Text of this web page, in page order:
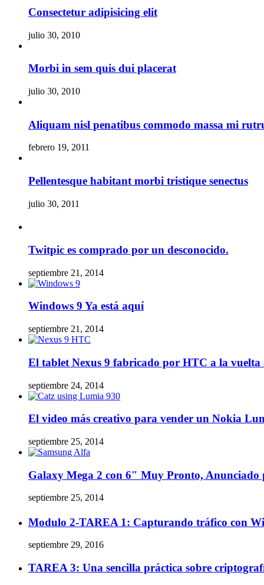
Consectetur adipisicing elit
julio 30, 2010
Morbi in sem quis dui placerat
julio 30, 2010
Aliquam nisl penatibus commodo massa mi
febrero 19, 2011
Pellentesque habitant morbi tristique senectus
julio 30, 2011
Twitpic es comprado por un desconocido.
septiembre 21, 2014
Windows 9 Ya está aquí
septiembre 21, 2014
El tablet Nexus 9 fabricado por HTC a la vuelta
septiembre 24, 2014
El video más creativo para vender un Nokia
septiembre 25, 2014
Galaxy Mega 2 con 6″ Muy Pronto, Anunciado
septiembre 25, 2014
Modulo 2-TAREA 1: Capturando tráfico con
septiembre 29, 2016
TAREA 3: Una sencilla práctica sobre